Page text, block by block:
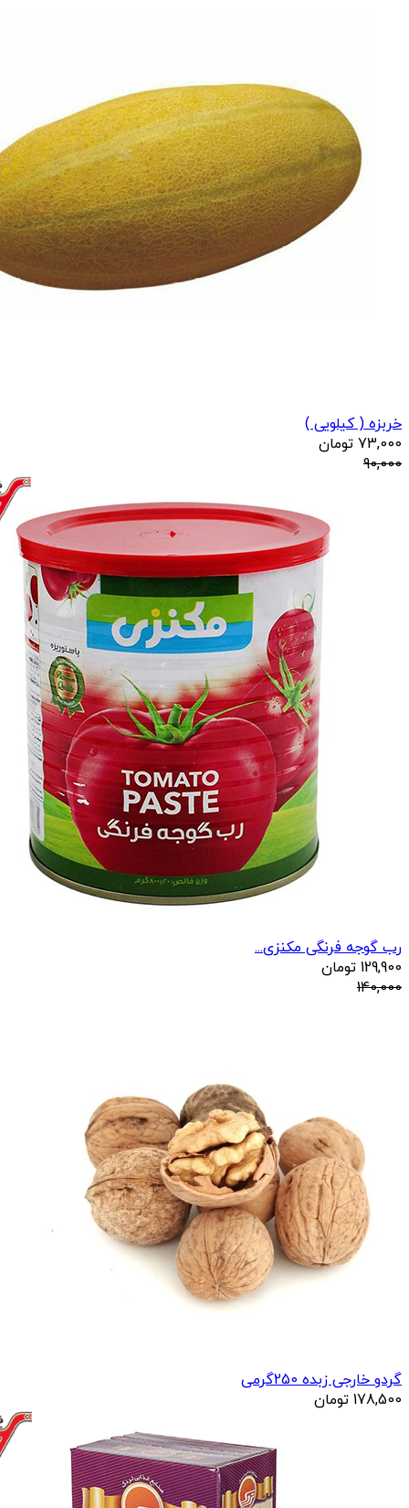
خربزه ( کیلویی )
73,000 تومان
90,000
رب گوجه فرنگی مکنزی...
129,900 تومان
140,000
گردو خارجی زبده 250گرمی
178,500 تومان